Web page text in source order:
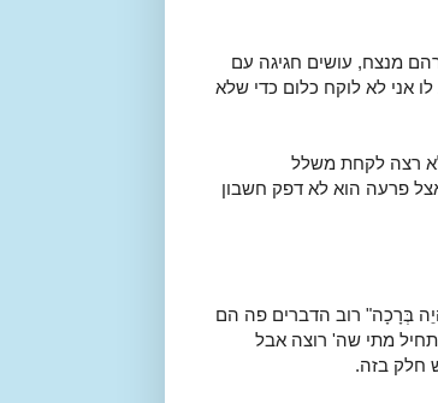
מנצח, עושים חגיגה עם
אני לא לוקח כלום כדי שלא
רצה לקחת משלל
פרעה הוא לא דפק חשבון
בְּרָכָה" רוב הדברים פה הם
מתי שה' רוצה אבל
חלק בזה.